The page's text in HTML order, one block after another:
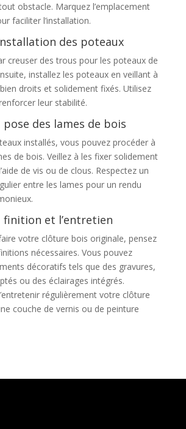
obstacle. Marquez l’emplacement
faciliter l’installation.
des poteaux
creuser des trous pour les poteaux de
installez les poteaux en veillant à
bien droits et solidement fixés. Utilisez
leur stabilité.
pose des lames de bois
installés, vous pouvez procéder à
de bois. Veillez à les fixer solidement
de vis ou de clous. Respectez un
entre les lames pour un rendu
finition et l’entretien
votre clôture bois originale, pensez
nécessaires. Vous pouvez
décoratifs tels que des gravures,
ou des éclairages intégrés.
régulièrement votre clôture
couche de vernis ou de peinture